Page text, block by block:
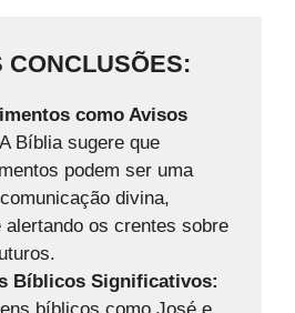
CONCLUSÕES:
como Avisos
A Bíblia sugere que
podem ser uma
divina,
alertando os crentes sobre
Bíblicos Significativos: